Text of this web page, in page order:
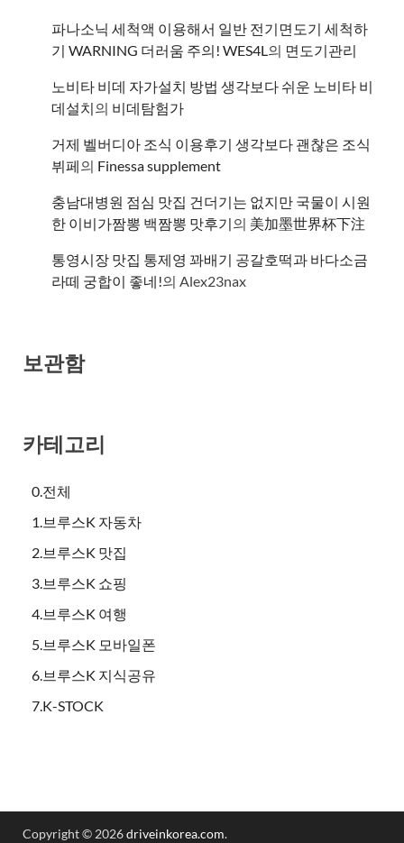
파나소닉 세척액 이용해서 일반 전기면도기 세척하
기 WARNING 더러움 주의! WES4L의 면도기관리
노비타 비데 자가설치 방법 생각보다 쉬운 노비타 비
데설치의 비데탐험가
거제 벨버디아 조식 이용후기 생각보다 괜찮은 조식
뷔페의 ​Finessa supplement
충남대병원 점심 맛집 건더기는 없지만 국물이 시원
한 이비가짬뽕 백짬뽕 맛후기의 美加墨世界杯下注
통영시장 맛집 통제영 꽈배기 공갈호떡과 바다소금
라떼 궁합이 좋네!의 Alex23nax
보관함
카테고리
0.전체
1.브루스K 자동차
2.브루스K 맛집
3.브루스K 쇼핑
4.브루스K 여행
5.브루스K 모바일폰
6.브루스K 지식공유
7.K-STOCK
Copyright © 2026driveinkorea.com.